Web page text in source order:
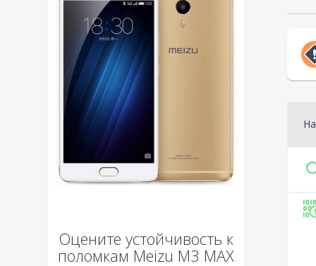
Оцените устойчивость к
поломкам Meizu M3 MAX